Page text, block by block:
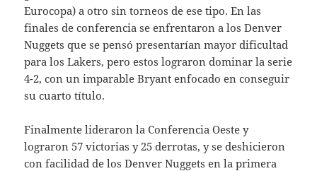
Eurocopa) a otro sin torneos de ese tipo. En las
finales de conferencia se enfrentaron a los Denver
Nuggets que se pensó presentarían mayor dificultad
para los Lakers, pero estos lograron dominar la serie
4-2, con un imparable Bryant enfocado en conseguir
su cuarto título.
Finalmente lideraron la Conferencia Oeste y
lograron 57 victorias y 25 derrotas, y se deshicieron
con facilidad de los Denver Nuggets en la primera